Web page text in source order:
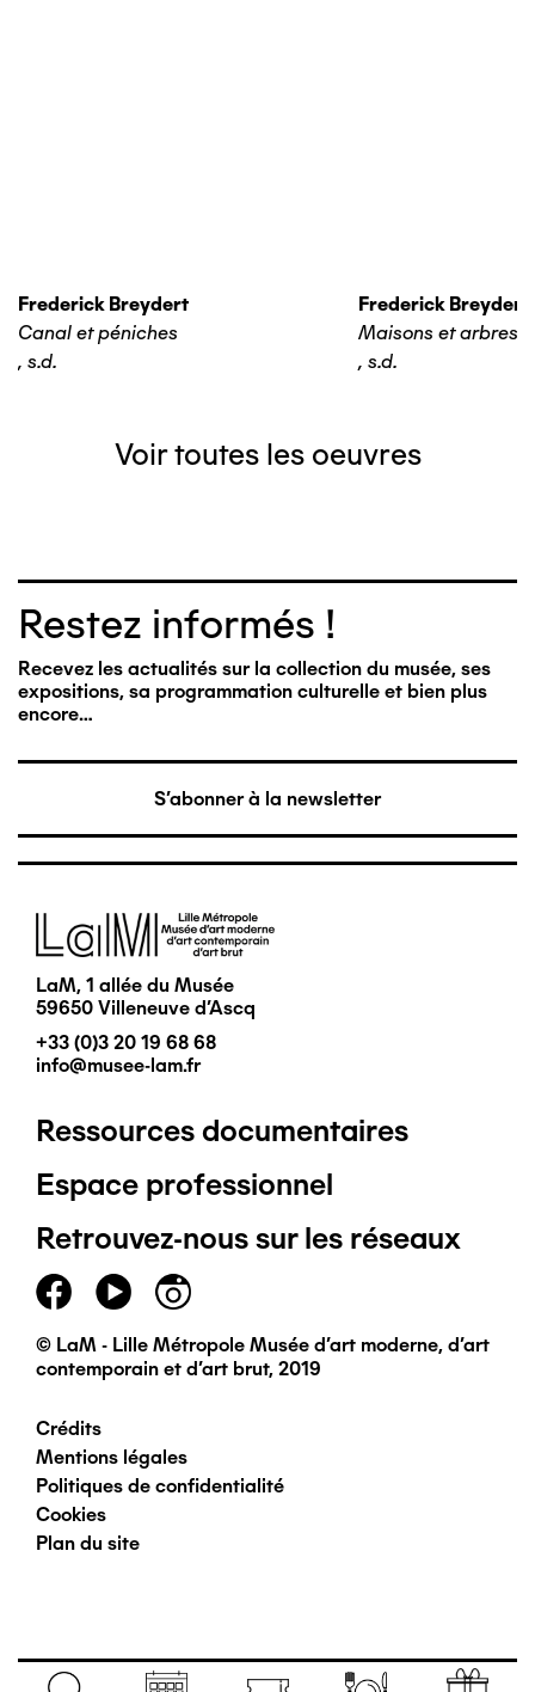
Frederick Breydert
Canal et péniches
, s.d.
Frederick Breydert
Maisons et arbres
, s.d.
Voir toutes les oeuvres
Restez informés !
Recevez les actualités sur la collection du musée, ses
expositions, sa programmation culturelle et bien plus
encore…
S'abonner à la newsletter
Image
LaM, 1 allée du Musée
59650 Villeneuve d'Ascq
+33 (0)3 20 19 68 68
info@musee-lam.fr
Pied
de
page
principal
Ressources documentaires
Espace professionnel
Retrouvez-nous sur les réseaux
© LaM - Lille Métropole Musée d'art moderne, d'art
contemporain et d'art brut, 2019
Pied
de
page
Crédits
Mentions légales
Politiques de confidentialité
Cookies
Plan du site